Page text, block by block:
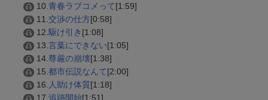
10. 青春ラブコメって[1:59]
11. 交渉の仕方[0:58]
12. 駆け引き [1:08]
13. 言葉にできない[1:05]
14. 尊厳の崩壊[1:38]
15. 都市伝説なんて[2:00]
16. 人助け体質[1:18]
17. 追跡開始[1:51]